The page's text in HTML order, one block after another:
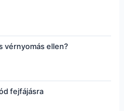
vérnyomás ellen?
fejfájásra